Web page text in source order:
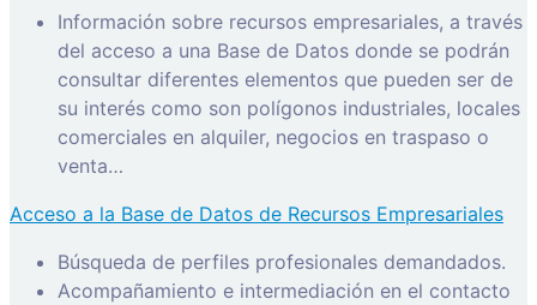
Información sobre recursos empresariales, a través
del acceso a una Base de Datos donde se podrán
consultar diferentes elementos que pueden ser de
su interés como son polígonos industriales, locales
comerciales en alquiler, negocios en traspaso o
venta…
Acceso a la Base de Datos de Recursos Empresariales
Búsqueda de perfiles profesionales demandados.
Acompañamiento e intermediación en el contacto